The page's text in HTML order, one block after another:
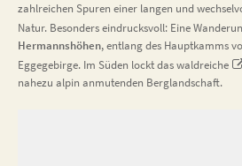
zahlreichen Spuren einer langen und
Natur. Besonders eindrucksvoll: Eine
Hermannshöhen, entlang des Hauptkamms
Eggegebirge. Im Süden lockt das waldreiche
nahezu alpin anmutenden Berglandschaft.